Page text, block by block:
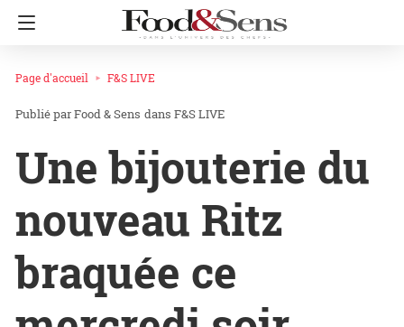
Page d'accueil F&S LIVE
Food & Sens dans F&S LIVE
Une bijouterie du
nouveau Ritz
braquée ce